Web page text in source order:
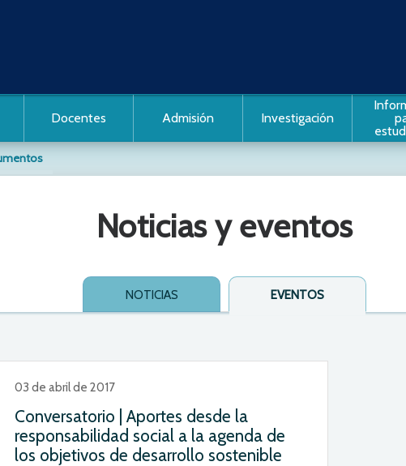
Docentes Admisión Investigación
archivo que albergaNoticias y eventos
NOTICIAS EVENTOS
03 de abril de 2017
Conversatorio | Aportes desde la
responsabilidad social a la agenda de
los objetivos de desarrollo sostenible